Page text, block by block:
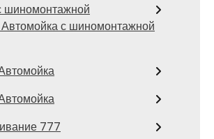
шиномонтажной
Автомойка с шиномонтажной
777